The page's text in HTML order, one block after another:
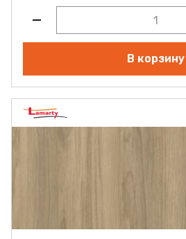
В корзину